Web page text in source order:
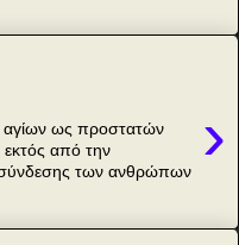
›
αγίων ως προστατών
από την
σύνδεσης των ανθρώπων